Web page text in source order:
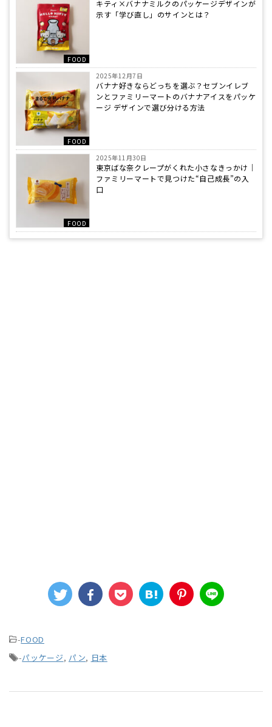
FOOD
キティ×バナナミルクのパッケージデザインが
示す「学び直し」のサインとは？
FOOD
2025年12月7日
バナナ好きならどっちを選ぶ？セブンイレブ
ンとファミリーマートのバナナアイスをパッケ
ージ デザインで選び分ける方法
FOOD
2025年11月30日
東京ばな奈クレープがくれた小さなきっかけ｜
ファミリーマートで見つけた“自己成長”の入
口
-FOOD
-パッケージ, パン, 日本